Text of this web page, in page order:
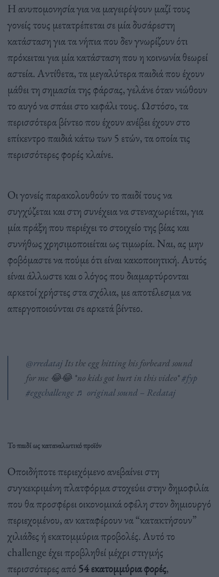
Η ανυπομονησία για να μαγειρέψουν μαζί τους
γονείς τους μετατρέπεται σε μία δυσάρεστη
κατάσταση για τα νήπια που δεν γνωρίζουν ότι
πρόκειται για μία κατάσταση που η κοινωνία θεωρεί
αστεία. Αντίθετα, τα μεγαλύτερα παιδιά που έχουν
μάθει τη σημασία της φάρσας, γελάνε όταν νιώθουν
το αυγό να σπάει στο κεφάλι τους. Ωστόσο, τα
περισσότερα βίντεο που έχουν ανέβει έχουν στο
επίκεντρο παιδιά κάτω των 5 ετών, τα οποία τις
περισσότερες φορές κλαίνε.
Οι γονείς παρακολουθούν το παιδί τους να
συγχύζεται και στη συνέχεια να στεναχωριέται, για
μία πράξη που περιέχει το στοιχείο της βίας και
συνήθως χρησιμοποιείται ως τιμωρία. Ναι, ας μην
φοβόμαστε να πούμε ότι είναι κακοποιητική. Αυτός
είναι άλλωστε και ο λόγος που διαμαρτύρονται
αρκετοί χρήστες στα σχόλια, με αποτέλεσμα να
απεργοποιούνται σε αρκετά βίντεο.
@rredatajIts the egg hitting his forbeard sound
for me 😂😂 *no kids got hurt in this video*#fyp
#eggchallenge ♬ original sound – Redataj
Το παιδί ως καταναλωτικό προϊόν
Οποιδήποτε περιεχόμενο ανεβαίνει στη
συγκεκριμένη πλατφόρμα στοχεύει στην δημοφιλία
που θα προσφέρει οικονομικά οφέλη στον δημιουργό
περιεχομένου, αν καταφέρουν να “κατακτήσουν”
χιλιάδες ή εκατομμύρια προβολές. Αυτό το
challenge έχει προβληθεί μέχρι στιγμής
περισσότερες από 54 εκατομμύρια φορές,